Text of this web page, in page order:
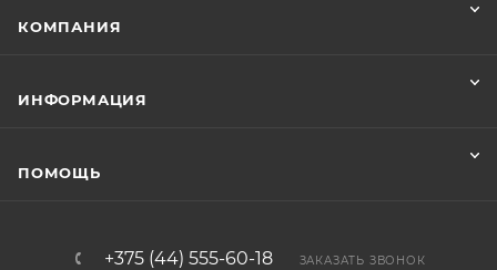
КОМПАНИЯ
ИНФОРМАЦИЯ
ПОМОЩЬ
+375 (44) 555-60-18 ЗАКАЗАТЬ ЗВОНОК